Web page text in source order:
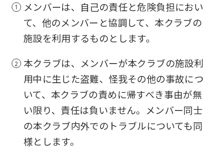
メンバーは、自己の責任と危険負担におい
て、他のメンバーと協調して、本クラブの
施設を利用するものとします。
本クラブは、メンバーが本クラブの施設利
用中に生じた盗難、怪我その他の事故につ
いて、本クラブの責めに帰すべき事由が無
い限り、責任は負いません。メンバー同士
の本クラブ内外でのトラブルについても同
様とします。